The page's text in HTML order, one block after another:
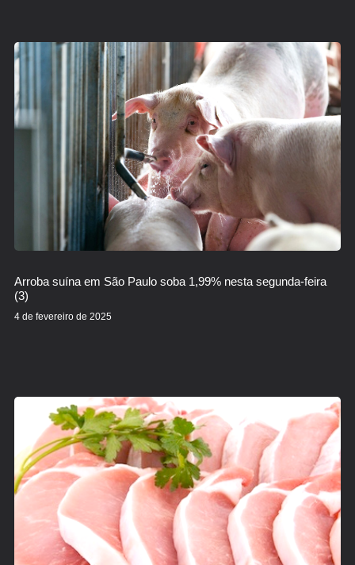
Arroba suína em São Paulo soba 1,99% nesta segunda-feira
(3)
4 de fevereiro de 2025